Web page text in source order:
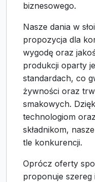
biznesowego.
Nasze dania w
propozycja dla
wygodę oraz
produkcji oparty
standardach, co
żywności oraz
smakowych.
technologiom
składnikom,
tle konkurencji.
Oprócz oferty
proponuje szereg